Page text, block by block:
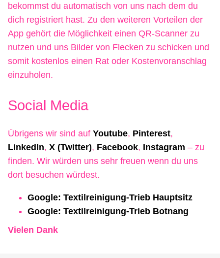
bekommst du automatisch von uns nach dem du
dich registriert hast. Zu den weiteren Vorteilen der
App gehört die Möglichkeit einen QR-Scanner zu
nutzen und uns Bilder von Flecken zu schicken und
somit kostenlos einen Rat oder Kostenvoranschlag
einzuholen.
Social Media
Übrigens wir sind auf Youtube, Pinterest,
LinkedIn, X (Twitter), Facebook, Instagram – zu
finden. Wir würden uns sehr freuen wenn du uns
dort besuchen würdest.
Google: Textilreinigung-Trieb Hauptsitz
Google: Textilreinigung-Trieb Botnang
Vielen Dank